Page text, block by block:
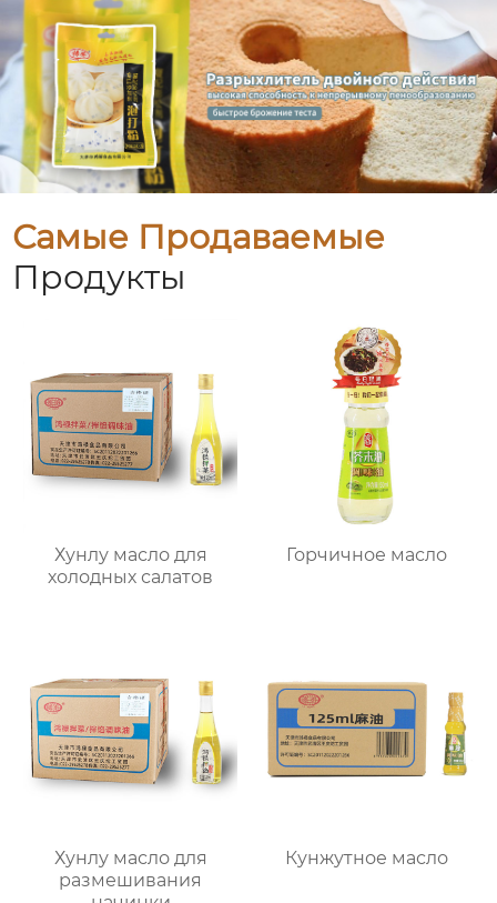
Самые Продаваемые
Продукты
Хунлу масло для
холодных салатов
Горчичное масло
Хунлу масло для
размешивания
Кунжутное масло